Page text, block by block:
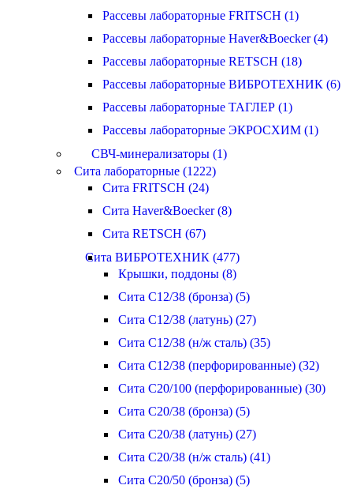
Рассевы лабораторные FRITSCH (1)
Рассевы лабораторные Haver&Boecker (4)
Рассевы лабораторные RETSCH (18)
Рассевы лабораторные ВИБРОТЕХНИК (6)
Рассевы лабораторные ТАГЛЕР (1)
Рассевы лабораторные ЭКРОСХИМ (1)
СВЧ-минерализаторы (1)
Сита лабораторные (1222)
Сита FRITSCH (24)
Сита Haver&Boecker (8)
Сита RETSCH (67)
Сита ВИБРОТЕХНИК (477)
Крышки, поддоны (8)
Сита С12/38 (бронза) (5)
Сита С12/38 (латунь) (27)
Сита С12/38 (н/ж сталь) (35)
Сита С12/38 (перфорированные) (32)
Сита С20/100 (перфорированные) (30)
Сита С20/38 (бронза) (5)
Сита С20/38 (латунь) (27)
Сита С20/38 (н/ж сталь) (41)
Сита С20/50 (бронза) (5)